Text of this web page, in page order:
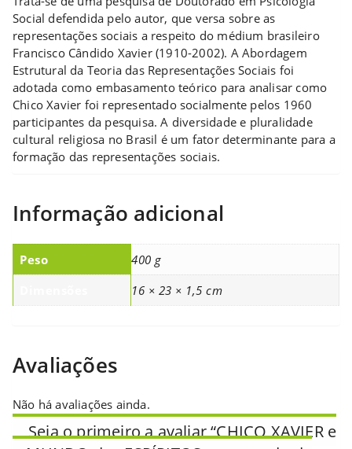
Social defendida pelo autor, que versa sobre as
representações sociais a respeito do médium brasileiro
Francisco Cândido Xavier (1910-2002). A Abordagem
Estrutural da Teoria das Representações Sociais foi
adotada como embasamento teórico para analisar como
Chico Xavier foi representado socialmente pelos 1960
participantes da pesquisa. A diversidade e pluralidade
cultural religiosa no Brasil é um fator determinante para a
formação das representações sociais.
Informação adicional
Peso
400 g
16 × 23 × 1,5 cm
Avaliações
Não há avaliações ainda.
Seja o primeiro a avaliar “CHICO XAVIER e